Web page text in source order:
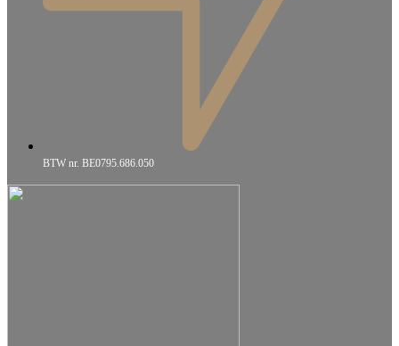
BTW nr. BE0795.686.050